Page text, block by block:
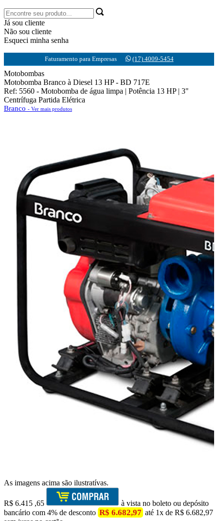
Já sou cliente
Não sou cliente
Esqueci minha senha
Faturamento para Empresas (17) 4009-5454
Motobombas
Motobomba Branco à Diesel 13 HP - BD 717E
Ref: 5560 - Motobomba de água limpa | Potência 13 HP | 3"
Centrífuga Partida Elétrica
Branco - Ver mais produtos
As imagens acima são ilustratívas.
R$ 6.415 ,65
à vista no boleto ou depósito
bancário com 4% de desconto R$ 6.682,97 até 1x de R$ 6.682,97